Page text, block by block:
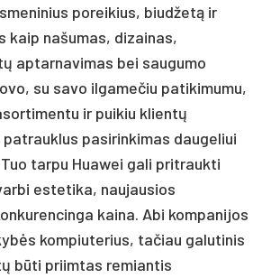
poreikius, biudžetą ir
kaip našumas, dizainas,
aptarnavimas bei saugumo
su savo ilgamečiu patikimumu,
ir puikiu klientų
pasirinkimas daugeliui
tarpu Huawei gali pritraukti
estetika, naujausios
kaina. Abi kompanijos
kompiuterius, tačiau galutinis
būti priimtas remiantis